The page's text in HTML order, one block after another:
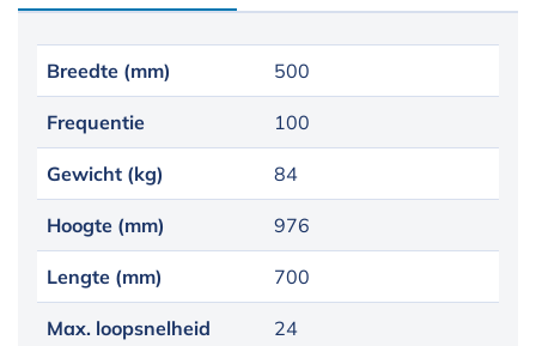
Breedte (mm) 500
Frequentie 100
Gewicht (kg) 84
Hoogte (mm) 976
Lengte (mm) 700
Max. loopsnelheid
24